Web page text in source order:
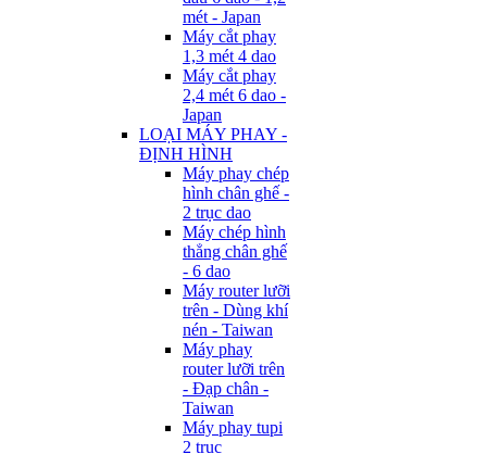
mét - Japan
Máy cắt phay
1,3 mét 4 dao
Máy cắt phay
2,4 mét 6 dao -
Japan
LOẠI MÁY PHAY -
ĐỊNH HÌNH
Máy phay chép
hình chân ghế -
2 trục dao
Máy chép hình
thẳng chân ghế
- 6 dao
Máy router lưỡi
trên - Dùng khí
nén - Taiwan
Máy phay
router lưỡi trên
- Đạp chân -
Taiwan
Máy phay tupi
2 trục